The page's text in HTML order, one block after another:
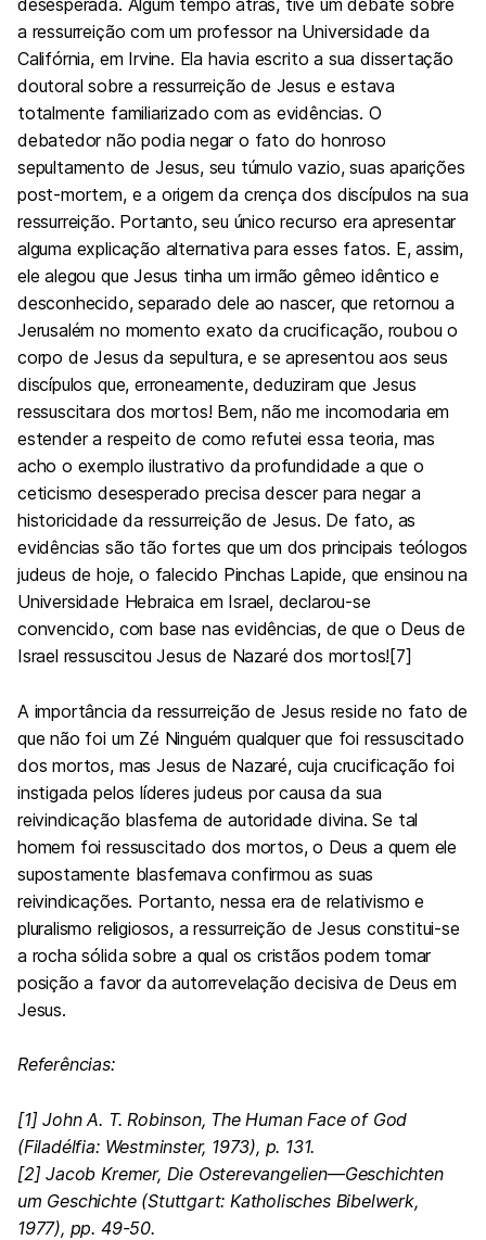
desesperada. Algum tempo atrás, tive um debate sobre
a ressurreição com um professor na Universidade da
Califórnia, em Irvine. Ela havia escrito a sua dissertação
doutoral sobre a ressurreição de Jesus e estava
totalmente familiarizado com as evidências. O
debatedor não podia negar o fato do honroso
sepultamento de Jesus, seu túmulo vazio, suas aparições
post-mortem, e a origem da crença dos discípulos na sua
ressurreição. Portanto, seu único recurso era apresentar
alguma explicação alternativa para esses fatos. E, assim,
ele alegou que Jesus tinha um irmão gêmeo idêntico e
desconhecido, separado dele ao nascer, que retornou a
Jerusalém no momento exato da crucificação, roubou o
corpo de Jesus da sepultura, e se apresentou aos seus
discípulos que, erroneamente, deduziram que Jesus
ressuscitara dos mortos! Bem, não me incomodaria em
estender a respeito de como refutei essa teoria, mas
acho o exemplo ilustrativo da profundidade a que o
ceticismo desesperado precisa descer para negar a
historicidade da ressurreição de Jesus. De fato, as
evidências são tão fortes que um dos principais teólogos
judeus de hoje, o falecido Pinchas Lapide, que ensinou na
Universidade Hebraica em Israel, declarou-se
convencido, com base nas evidências, de que o Deus de
Israel ressuscitou Jesus de Nazaré dos mortos![7]
A importância da ressurreição de Jesus reside no fato de
que não foi um Zé Ninguém qualquer que foi ressuscitado
dos mortos, mas Jesus de Nazaré, cuja crucificação foi
instigada pelos líderes judeus por causa da sua
reivindicação blasfema de autoridade divina. Se tal
homem foi ressuscitado dos mortos, o Deus a quem ele
supostamente blasfemava confirmou as suas
reivindicações. Portanto, nessa era de relativismo e
pluralismo religiosos, a ressurreição de Jesus constitui-se
a rocha sólida sobre a qual os cristãos podem tomar
posição a favor da autorrevelação decisiva de Deus em
Jesus.
Referências:
[1] John A. T. Robinson, The Human Face of God
(Filadélfia: Westminster, 1973), p. 131.
[2] Jacob Kremer, Die Osterevangelien—Geschichten
um Geschichte (Stuttgart: Katholisches Bibelwerk,
1977), pp. 49-50.